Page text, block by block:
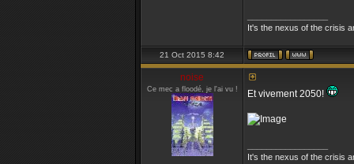
It's the nexus of the crisis
21 Oct 2015 8:42
noise
Ce mec a floodé, je l'ai vu ! Et vivement 2050!
It's the nexus of the crisis